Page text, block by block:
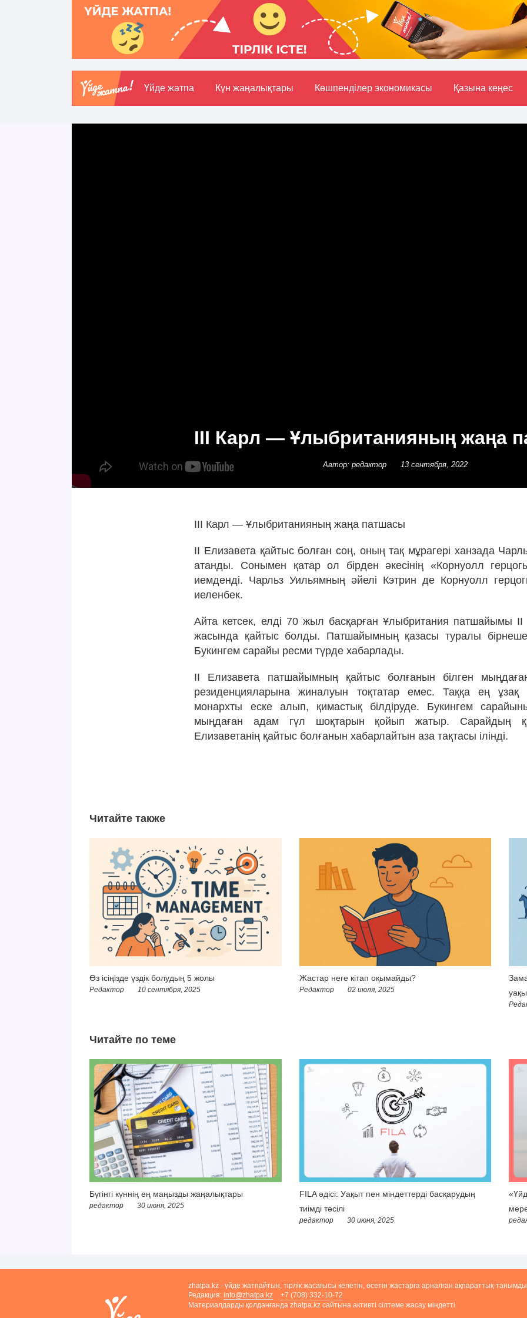
Үйде жатпа Күн жаңалықтары Көшпенділер экономикасы Қазына кеңес
III Карл — Ұлыбританияның жаңа
Автор: редактор 13 сентября, 2022
III Карл — Ұлыбританияның жаңа патшасы
II Елизавета қайтыс болған соң, оның тақ мұрагері ханзада
атанды. Сонымен қатар ол бірден әкесінің «Корнуолл
иемденді. Чарльз Уильямның әйелі Кэтрин де Корнуолл
иеленбек.
Айта кетсек, елді 70 жыл басқарған Ұлыбритания патшайымы II
жасында қайтыс болды. Патшайымның қазасы туралы
Букингем сарайы ресми түрде хабарлады.
II Елизавета патшайымның қайтыс болғанын білген
резиденцияларына жиналуын тоқтатар емес. Таққа ең ұзақ
монархты еске алып, қимастық білдіруде. Букингем
мыңдаған адам гүл шоқтарын қойып жатыр. Сарайдың
Елизаветанің қайтыс болғанын хабарлайтын аза тақтасы ілінді.
Читайте также
Өз ісіңізде үздік болудың 5 жолы
Редактор 10 сентября, 2025
Жастар неге кітап оқымайды?
Редактор 02 июля, 2025
Читайте по теме
Бүгінгі күннің ең маңызды жаңалықтары
редактор 30 июня, 2025
FILA әдісі: Уақыт пен міндеттерді басқарудың
тиімді тәсілі
редактор 30 июня, 2025
zhatpa.kz - үйде жатпайтын, тірлік жасағысы келетін, өсетін жастарға арналған ақпараттық-
Редакция:info@zhatpa.kz
+7 (708) 332-10-72
Материалдарды қолданғанда zhatpa.kz сайтына активті сілтеме жасау міндетті